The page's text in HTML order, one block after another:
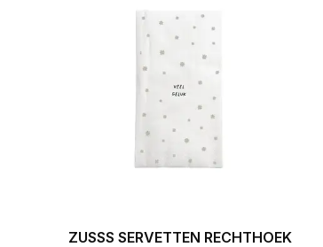
ZUSSS SERVETTEN RECHTHOEK